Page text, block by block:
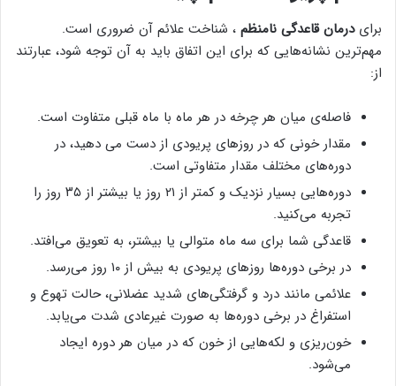
برایدرمان قاعدگی نامنظم ، شناخت علائم آن ضروری است.
مهم‌ترین نشانه‌هایی که برای این اتفاق باید به آن توجه شود، عبارتند
از:
فاصله‌ی میان هر چرخه در هر ماه با ماه قبلی متفاوت است.
مقدار خونی که در روزهای پریودی از دست می دهید، در
دوره‌های مختلف مقدار متفاوتی است.
دوره‌هایی بسیار نزدیک و کمتر از ۲۱ روز یا بیشتر از ۳۵ روز را
تجربه می‌کنید.
قاعدگی شما برای سه ماه متوالی یا بیشتر، به تعویق می‌افتد.
در برخی دوره‌ها روزهای پریودی به بیش از ۱۰ روز می‌رسد.
علائمی مانند درد و گرفتگی‌های شدید عضلانی، حالت تهوع و
استفراغ در برخی دوره‌ها به صورت غیرعادی شدت می‌یابد.
خون‌ریزی و لکه‌هایی از خون که در میان هر دوره ایجاد
می‌شود.